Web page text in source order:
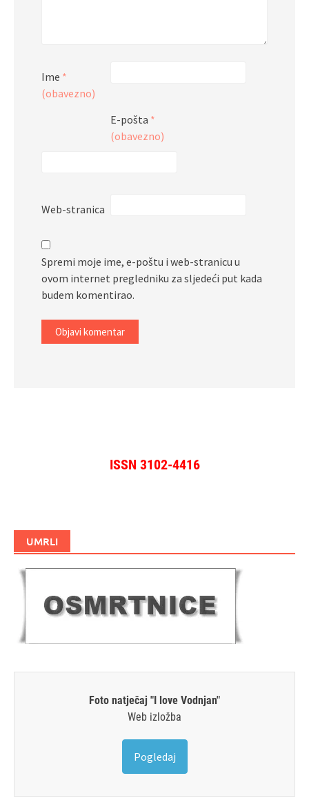
Ime *
(obavezno)
E-pošta *
(obavezno)
Web-stranica
Spremi moje ime, e-poštu i web-stranicu u
ovom internet pregledniku za sljedeći put kada
budem komentirao.
ISSN 3102-4416
UMRLI
Foto natječaj "I love Vodnjan"
Web izložba
Pogledaj